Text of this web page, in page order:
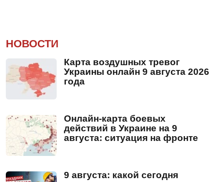
НОВОСТИ
Карта воздушных тревог
Украины онлайн 9 августа 2026
года
Онлайн-карта боевых
действий в Украине на 9
августа: ситуация на фронте
9 августа: какой сегодня